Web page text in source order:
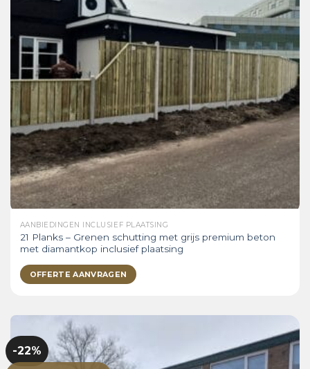
AANBIEDINGEN INCLUSIEF PLAATSING
21 Planks – Grenen schutting met grijs premium beton
met diamantkop inclusief plaatsing
OFFERTE AANVRAGEN
-22%